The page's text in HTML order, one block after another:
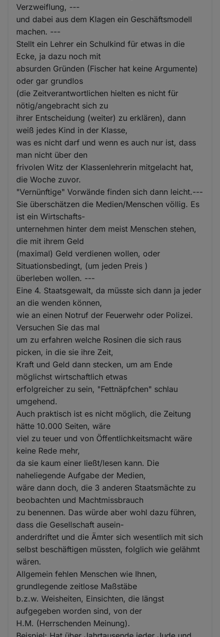
Verzweiflung, ---
und dabei aus dem Klagen ein Geschäftsmodell
machen. ---
Stellt ein Lehrer ein Schulkind für etwas in die
Ecke, ja dazu noch mit
absurden Gründen (Fischer hat keine Argumente)
oder gar grundlos
(die Zeitverantwortlichen hielten es nicht für
nötig/angebracht sich zu
ihrer Entscheidung (weiter) zu erklären), dann
weiß jedes Kind in der Klasse,
was es nicht darf und wenn es auch nur ist, dass
man nicht über den
frivolen Witz der Klassenlehrerin mitgelacht hat,
die Woche zuvor.
"Vernünftige" Vorwände finden sich dann leicht.---
Sie überschätzen die Medien/Menschen völlig. Es
ist ein Wirtschafts-
unternehmen hinter dem meist Menschen stehen,
die mit ihrem Geld
(maximal) Geld verdienen wollen, oder
Situationsbedingt, (um jeden Preis )
überleben wollen. ---
Eine 4. Staatsgewalt, da müsste sich dann ja jeder
an die wenden können,
wie an einen Notruf der Feuerwehr oder Polizei.
Versuchen Sie das mal
um zu erfahren welche Rosinen die sich raus
picken, in die sie ihre Zeit,
Kraft und Geld dann stecken, um am Ende
möglichst wirtschaftlich etwas
erfolgreicher zu sein, "Fettnäpfchen" schlau
umgehend.
Auch praktisch ist es nicht möglich, die Zeitung
hätte 10.000 Seiten, wäre
viel zu teuer und von Öffentlichkeitsmacht wäre
keine Rede mehr,
da sie kaum einer ließt/lesen kann. Die
naheliegende Aufgabe der Medien,
wäre dann doch, die 3 anderen Staatsmächte zu
beobachten und Machtmissbrauch
zu benennen. Das würde aber wohl dazu führen,
dass die Gesellschaft ausein-
anderdriftet und die Ämter sich wesentlich mit sich
selbst beschäftigen müssten, folglich wie gelähmt
wären.
Allgemein fehlen Menschen wie Ihnen,
grundlegende zeitlose Maßstäbe
b.z.w. Weisheiten, Einsichten, die längst
aufgegeben worden sind, von der
H.M. (Herrschenden Meinung).